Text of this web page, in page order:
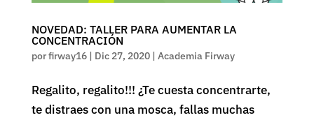
NOVEDAD: TALLER PARA AUMENTAR LA
CONCENTRACIÓN
porfirway16| Dic 27, 2020| Academia Firway
Regalito, regalito!!! ¿Te cuesta concentrarte,
te distraes con una mosca, fallas muchas